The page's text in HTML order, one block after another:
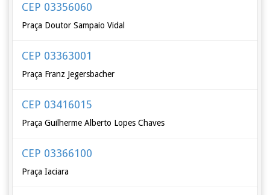
CEP 03356060
Praça Doutor Sampaio Vidal
CEP 03363001
Praça Franz Jegersbacher
CEP 03416015
Praça Guilherme Alberto Lopes Chaves
CEP 03366100
Praça Iaciara